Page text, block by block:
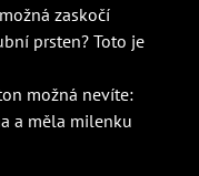
zaskočí
prsten? Toto je
možná nevíte:
a měla milenku